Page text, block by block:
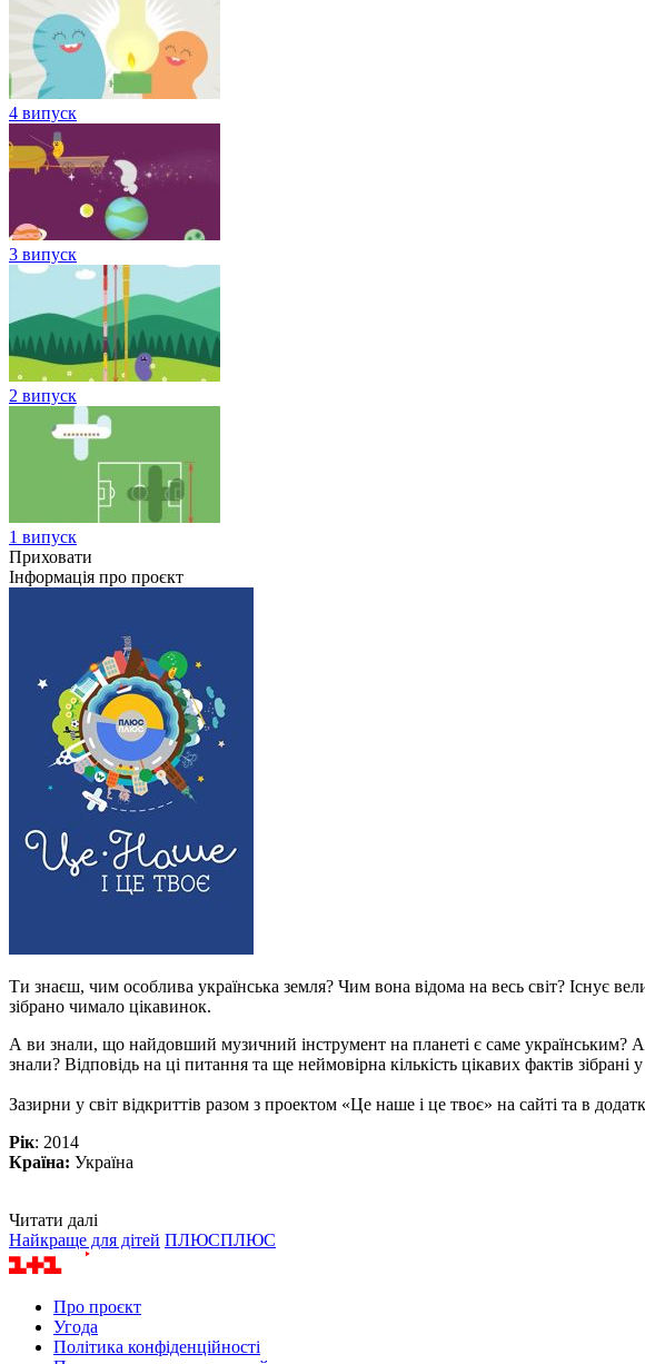
4 випуск
3 випуск
2 випуск
1 випуск
Приховати
Інформація про проєкт
Ти знаєш, чим особлива українська земля? Чим вона відома на весь світ? Існує
зібрано чимало цікавинок.
А ви знали, що найдовший музичний інструмент на планеті є саме українським?
знали? Відповідь на ці питання та ще неймовірна кількість цікавих фактів
Зазирни у світ відкриттів разом з проектом «Це наше і це твоє» на сайті та в
Рік: 2014
Країна: Україна
Читати далі
Найкраще для дітей ПЛЮСПЛЮС
Про проєкт
Угода
Політика конфіденційності